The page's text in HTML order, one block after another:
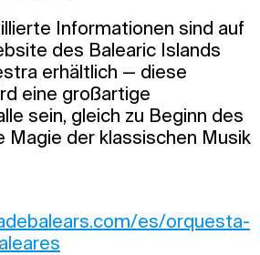
Informationen sind auf
des Balearic Islands
erhältlich — diese
eine großartige
sein, gleich zu Beginn des
Magie der klassischen Musik
es/orquesta-